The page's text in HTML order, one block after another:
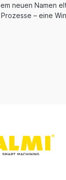
neuen Namen
– eine